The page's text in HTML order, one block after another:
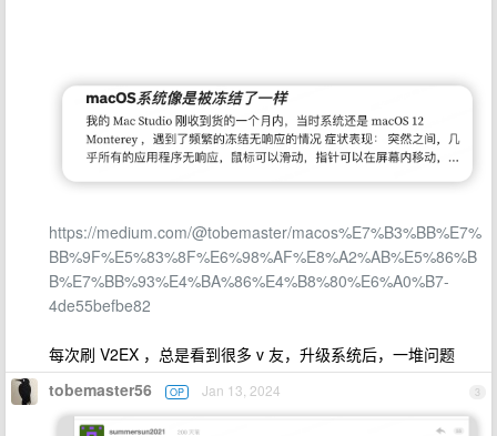
https://medium.com/@tobemaster/macos%E7%B3%BB%E7%
BB%9F%E5%83%8F%E6%98%AF%E8%A2%AB%E5%86%B
B%E7%BB%93%E4%BA%86%E4%B8%80%E6%A0%B7-
4de55befbe82
每次刷 V2EX ，总是看到很多 v 友，升级系统后，一堆问题
3
tobemaster56 OP Jan 13, 2024